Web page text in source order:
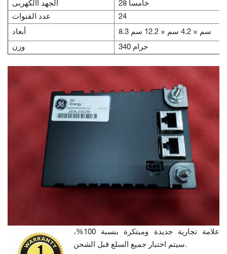
الجهد االكهربى
28 خامسا
عدد القنوات
24
أبعاد 8.3 سم × 4.2 سم × 12.2 سم
وزن 340 جرام
علامة تجارية جديدة ومبتكرة بنسبة 100%،
سيتم اختبار جميع السلع قبل الشحن.